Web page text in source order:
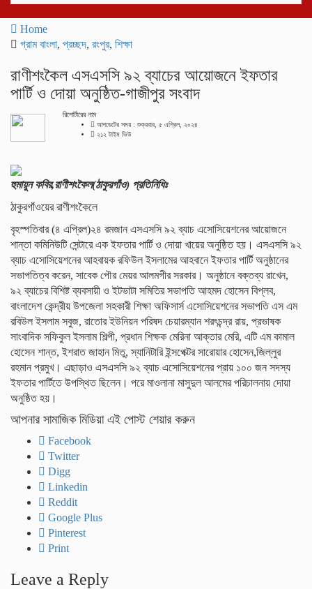
Home
গ্রাম বাংলা, প্রচ্ছদ, রংপুর, শিক্ষা
রাণীশংকৈল এসএসসি ৯২ ব্যাচের আয়োজনে ইফতার
পার্টি ও দোয়া অনুষ্ঠিত-গাজীপুর সংবাদ
রিপোর্টারের নাম
আপডেটের সময় : শুক্রবার, ৫ এপ্রিল, ২০২৪
২১২ টাইম ভিউ
হুমায়ুন কবির,রাণীশংকৈল(ঠাকুরগাঁও) প্রতিনিধিঃ
ঠাকুরগাঁওয়ের রাণীশংকৈলে
বৃহস্পতিবার (৪ এপ্রিল)২৪ রমজান এসএসসি ৯২ ব্যাচ এসোসিয়েশনের আয়োজনে
শান্তা কমিনিউটি সেন্টারে এক ইফতার পার্টি ও দোয়া খায়ের অনুষ্ঠিত হয়। এসএসসি ৯২
ব্যাচ এসোসিয়েশনের আহবায়ক রফিউল ইসলামের আহবানে ইফতার পার্টি অনুষ্ঠানের
সভাপতিত্ব করেন, সাবেক পৌর মেয়র আলমগীর সরকার। অনুষ্ঠানে বক্তব্য রাখেন,
৯২ ব্যাচের বিশিষ্ট ব্যবসায়ী ও ইটভাটা সমিতির সভাপতি আহমদ হোসেন বিপ্লব,
বাংলাদেশ কেন্দ্রীয় উপজেলা সহকারী শিক্ষা অফিসার্স এসোসিয়েশনের সভাপতি এস এম
রবিউল ইসলাম সবুজ, রাতোর ইউনিয়ন পরিষদ চেয়ারম্যান শরৎচন্দ্র রায়, প্রভাষক
সাংবাদিক সফিকুল ইসলাম শিল্পী, প্রধান শিক্ষক মেরিনা আক্তার মেরি, এটি এম কামাল
হোসেন শান্ত, ইশরাত জাহান মিতু, স্যানিটারি ইন্সপেক্টর সারোয়ার হোসেন,জিল্লুর
রহমান প্রমুখ। এছাড়াও এসএসসি ৯২ ব্যাচ এসোসিয়েশনের প্রায় ১০০ জন সদস্য
ইফতার পার্টিতে উপস্থিত ছিলেন। পরে মাওলানা মাসুদুল আলমের পরিচালনায় দোয়া
অনুষ্ঠিত হয়।
আপনার সামাজিক মিডিয়া এই পোস্ট শেয়ার করুন
Facebook
Twitter
Digg
Linkedin
Reddit
Google Plus
Pinterest
Print
Leave a Reply